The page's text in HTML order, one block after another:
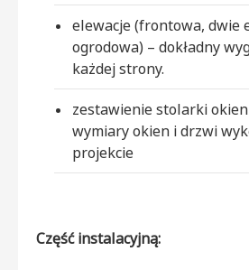
elewacje (frontowa, dwie
ogrodowa) – dokładny
każdej strony.
zestawienie stolarki
wymiary okien i drzwi
projekcie
Część instalacyjną: